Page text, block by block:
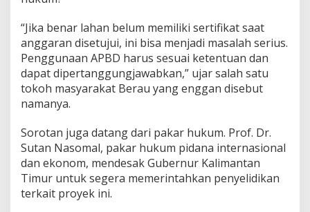
“Jika benar lahan belum memiliki sertifikat saat
anggaran disetujui, ini bisa menjadi masalah serius.
Penggunaan APBD harus sesuai ketentuan dan
dapat dipertanggungjawabkan,” ujar salah satu
tokoh masyarakat Berau yang enggan disebut
namanya.
Sorotan juga datang dari pakar hukum. Prof. Dr.
Sutan Nasomal, pakar hukum pidana internasional
dan ekonom, mendesak Gubernur Kalimantan
Timur untuk segera memerintahkan penyelidikan
terkait proyek ini.